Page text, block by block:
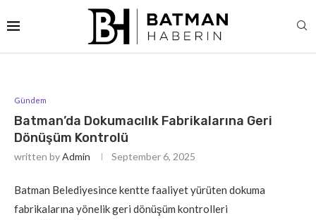
Gündem
Batman’da Dokumacılık Fabrikalarına Geri
Dönüşüm Kontrolü
written byAdmin September 6, 2025
Batman Belediyesince kentte faaliyet yürüten dokuma
fabrikalarına yönelik geri dönüşüm kontrolleri